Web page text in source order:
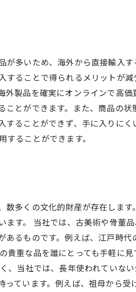
が多いため、海外から直接輸入す
することで得られるメリットが減
外製品を確実にオンラインで高価
とができます。また、商品の状
することができず、手に入りにく
ることができます。
数多くの文化的財産が存在します
す。 当社では、古美術や骨董品
あるものです。例えば、江戸時代
重な品を誰にとっても手軽に見
、当社では、長年使われていない
ています。例えば、祖母から受